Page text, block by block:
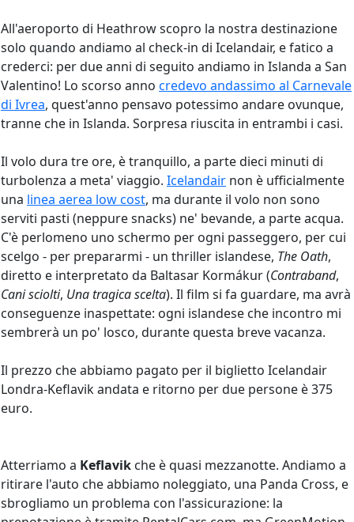
All'aeroporto di Heathrow scopro la nostra destinazione
solo quando andiamo al check-in di Icelandair, e fatico a
crederci: per due anni di seguito andiamo in Islanda a San
Valentino! Lo scorso anno credevo andassimo al Carnevale
di Ivrea, quest'anno pensavo potessimo andare ovunque,
tranne che in Islanda. Sorpresa riuscita in entrambi i casi.
Il volo dura tre ore, è tranquillo, a parte dieci minuti di
turbolenza a meta' viaggio. Icelandair non è ufficialmente
una linea aerea low cost, ma durante il volo non sono
serviti pasti (neppure snacks) ne' bevande, a parte acqua.
C'è perlomeno uno schermo per ogni passeggero, per cui
scelgo - per prepararmi - un thriller islandese, The Oath,
diretto e interpretato da Baltasar Kormákur (Contraband,
Cani sciolti, Una tragica scelta). Il film si fa guardare, ma avrà
conseguenze inaspettate: ogni islandese che incontro mi
sembrerà un po' losco, durante questa breve vacanza.
Il prezzo che abbiamo pagato per il biglietto Icelandair
Londra-Keflavik andata e ritorno per due persone è 375
euro.
Atterriamo a Keflavik che è quasi mezzanotte. Andiamo a
ritirare l'auto che abbiamo noleggiato, una Panda Cross, e
sbrogliamo un problema con l'assicurazione: la